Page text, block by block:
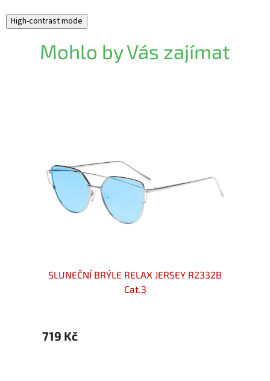
High-contrast mode
Mohlo by Vás zajímat
SLUNEČNÍ BRÝLE RELAX JERSEY R2332B
Cat.3
719 Kč